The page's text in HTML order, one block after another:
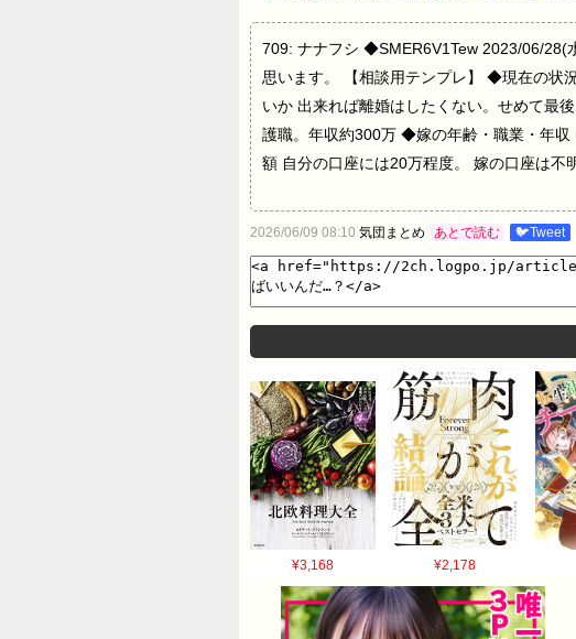
709: ナナフシ ◆SMER6V1Tew 2023/06/28(
思います。 【相談用テンプレ】 ◆現在の状
いか 出来れば離婚はしたくない。せめて最
護職。年収約300万 ◆嫁の年齢・職業・年
額 自分の口座には20万程度。 嫁の口座は
2026/06/09 08:10 気団まとめ あとで読む 🐦Tweet
¥3,168 ¥2,178